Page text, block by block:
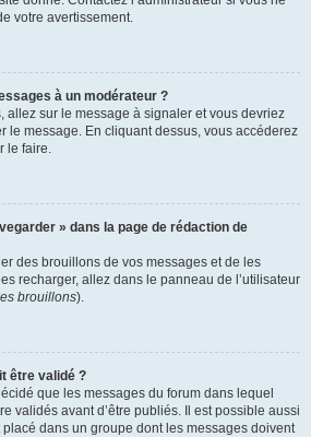
votre avertissement.
à un modérateur ?
allez sur le message à signaler et vous devriez
le message. En cliquant dessus, vous accéderez
le faire.
» dans la page de rédaction de
des brouillons de vos messages et de les
recharger, allez dans le panneau de l’utilisateur
brouillons).
être validé ?
que les messages du forum dans lequel
validés avant d’être publiés. Il est possible aussi
placé dans un groupe dont les messages doivent